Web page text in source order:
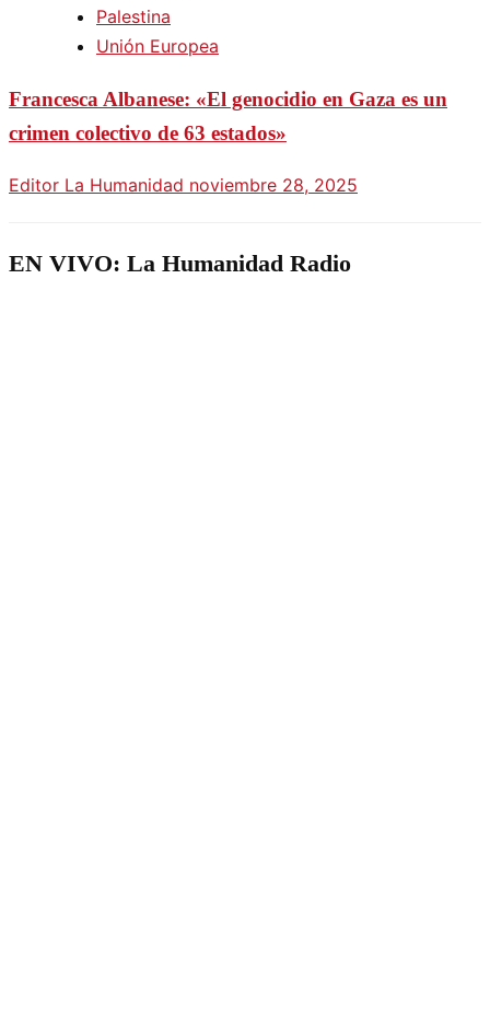
Palestina
Unión Europea
Francesca Albanese: «El genocidio en Gaza es un
crimen colectivo de 63 estados»
Editor La Humanidad noviembre 28, 2025
EN VIVO: La Humanidad Radio